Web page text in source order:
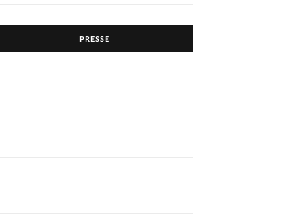
PRESSE